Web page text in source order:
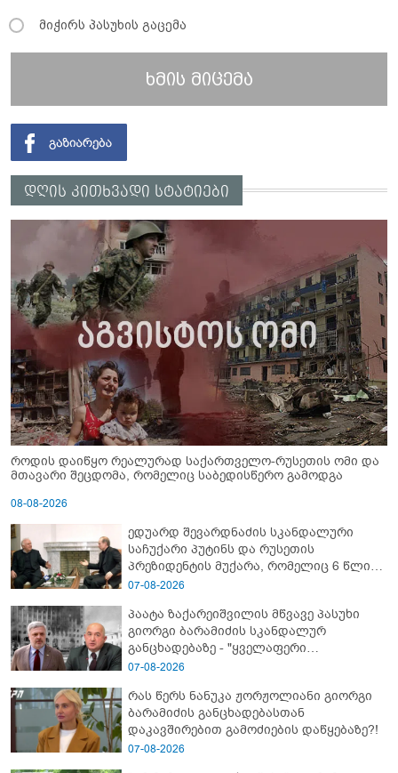
მიჭირს პასუხის გაცემა
ხმის მიცემა
დღის კითხვადი სტატიები
როდის დაიწყო რეალურად საქართველო-რუსეთის ომი და
მთავარი შეცდომა, რომელიც საბედისწერო გამოდგა
08-08-2026
ედუარდ შევარდნაძის სკანდალური
საჩუქარი პუტინს და რუსეთის
პრეზიდენტის მუქარა, რომელიც 6 წლის
შემდეგ აასრულა
07-08-2026
პაატა ზაქარეიშვილის მწვავე პასუხი
გიორგი ბარამიძის სკანდალურ
განცხადებაზე - "ყველაფერი
დეტალურად ვიცი... კამანში მოკლული
ბარამიძე კი ტყუის"
07-08-2026
რას წერს ნანუკა ჟორჟოლიანი გიორგი
ბარამიძის განცხადებასთან
დაკავშირებით გამოძიების დაწყებაზე?!
07-08-2026